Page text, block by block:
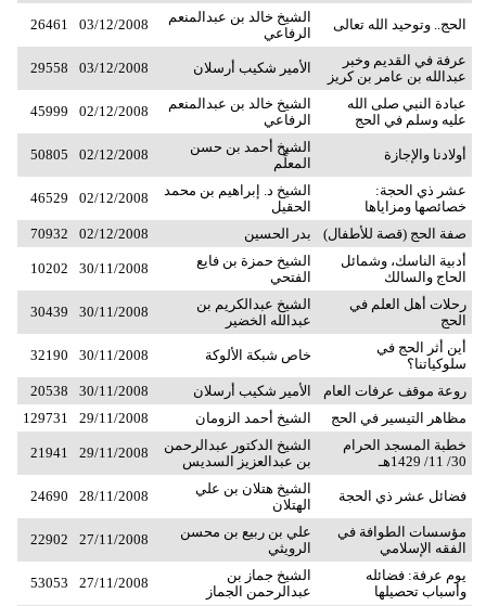
الحج.. وتوحيد الله تعالى
الشيخ خالد بن عبدالمنعم
الرفاعي
03/12/2008
26461
عرفة في القديم وخبر
عبدالله بن عامر بن كريز
الأمير شكيب أرسلان 03/12/2008
29558
عبادة النبي صلى الله
عليه وسلم في الحج
الشيخ خالد بن عبدالمنعم
الرفاعي
02/12/2008
45999
أولادنا والإجازة
الشيخ أحمد بن حسن
المعلِّم
02/12/2008
50805
عشر ذي الحجة:
خصائصها ومزاياها
الشيخ د. إبراهيم بن محمد
الحقيل
02/12/2008
46529
صفة الحج (قصة للأطفال) بدر الحسين 02/12/2008
70932
أدبية الناسك، وشمائل
الحاج والسالك
الشيخ حمزة بن فايع
الفتحي
30/11/2008
10202
رحلات أهل العلم في
الحج
الشيخ عبدالكريم بن
عبدالله الخضير
30/11/2008
30439
أين أثر الحج في
سلوكياتنا؟
خاص شبكة الألوكة 30/11/2008
32190
روعة موقف عرفات العام الأمير شكيب أرسلان 30/11/2008
20538
مظاهر التيسير في الحج
الشيخ أحمد الزومان 29/11/2008
129731
خطبة المسجد الحرام
30/ 11/ 1429ﻫـ
الشيخ الدكتور عبدالرحمن
بن عبدالعزيز السديس
29/11/2008
21941
فضائل عشر ذي الحجة
الشيخ هتلان بن علي
الهتلان
28/11/2008
24690
مؤسسات الطوافة في
الفقه الإسلامي
علي بن ربيع بن محسن
الرويثي
27/11/2008
22902
يوم عرفة: فضائله
وأسباب تحصيلها
الشيخ جماز بن
عبدالرحمن الجماز
27/11/2008
53053